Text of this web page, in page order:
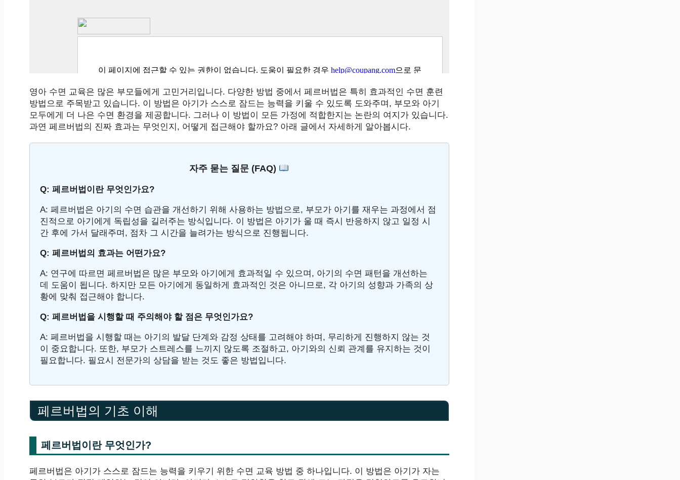
영아 수면 교육은 많은 부모들에게 고민거리입니다. 다양한 방법 중에서 페르버법은 특히 효과적인 수면 훈련
방법으로 주목받고 있습니다. 이 방법은 아기가 스스로 잠드는 능력을 키울 수 있도록 도와주며, 부모와 아기
모두에게 더 나은 수면 환경을 제공합니다. 그러나 이 방법이 모든 가정에 적합한지는 논란의 여지가 있습니다.
과연 페르버법의 진짜 효과는 무엇인지, 어떻게 접근해야 할까요? 아래 글에서 자세하게 알아봅시다.
자주 묻는 질문 (FAQ)
Q: 페르버법이란 무엇인가요?
A: 페르버법은 아기의 수면 습관을 개선하기 위해 사용하는 방법으로, 부모가 아기를 재우는 과정에서 점
진적으로 아기에게 독립성을 길러주는 방식입니다. 이 방법은 아기가 울 때 즉시 반응하지 않고 일정 시
간 후에 가서 달래주며, 점차 그 시간을 늘려가는 방식으로 진행됩니다.
Q: 페르버법의 효과는 어떤가요?
A: 연구에 따르면 페르버법은 많은 부모와 아기에게 효과적일 수 있으며, 아기의 수면 패턴을 개선하는
데 도움이 됩니다. 하지만 모든 아기에게 동일하게 효과적인 것은 아니므로, 각 아기의 성향과 가족의 상
황에 맞춰 접근해야 합니다.
Q: 페르버법을 시행할 때 주의해야 할 점은 무엇인가요?
A: 페르버법을 시행할 때는 아기의 발달 단계와 감정 상태를 고려해야 하며, 무리하게 진행하지 않는 것
이 중요합니다. 또한, 부모가 스트레스를 느끼지 않도록 조절하고, 아기와의 신뢰 관계를 유지하는 것이
필요합니다. 필요시 전문가의 상담을 받는 것도 좋은 방법입니다.
페르버법의 기초 이해
페르버법이란 무엇인가?
페르버법은 아기가 스스로 잠드는 능력을 키우기 위한 수면 교육 방법 중 하나입니다. 이 방법은 아기가 자는